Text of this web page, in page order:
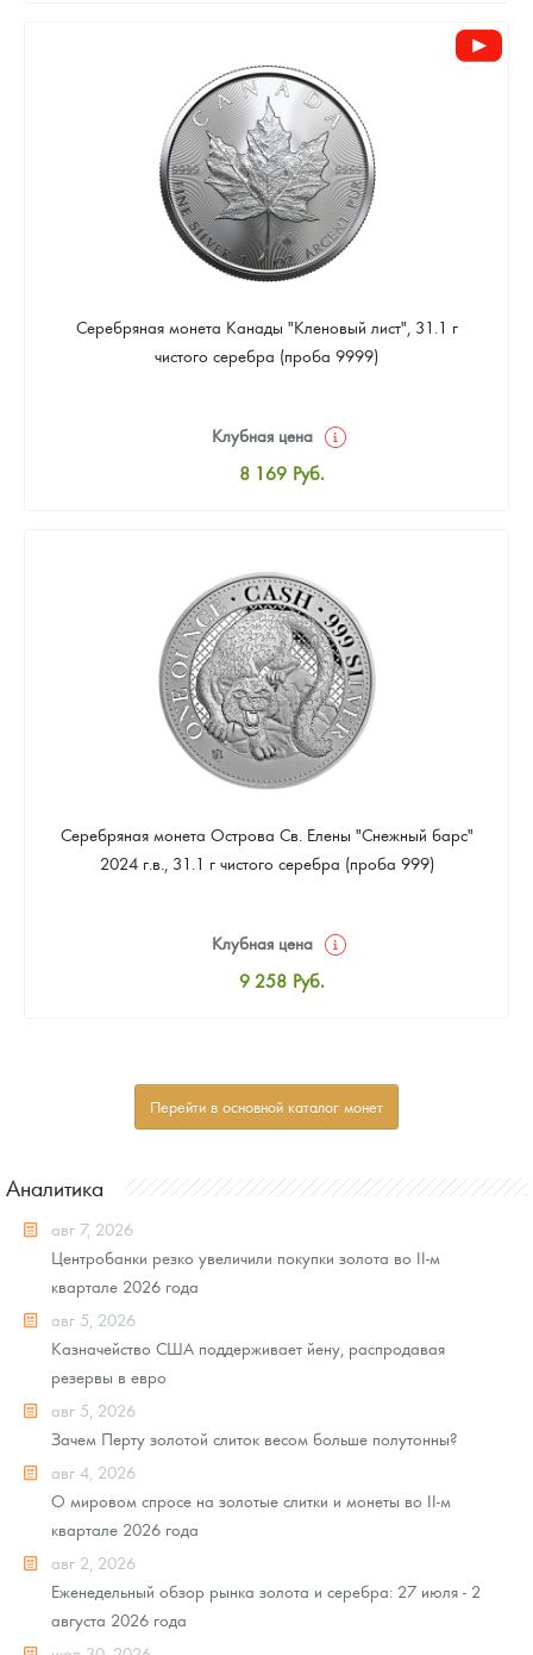
Цена выкупа
Звоните
Серебряная монета Канады "Кленовый лист", 31.1 г
чистого серебра (проба 9999)
Клубная цена
8 169 Руб.
Цена выкупа
Звоните
Серебряная монета Острова Св. Елены "Снежный барс"
2024 г.в., 31.1 г чистого серебра (проба 999)
Клубная цена
9 258 Руб.
Звоните
Перейти в основной каталог монет
Аналитика
авг 7, 2026
Центробанки резко увеличили покупки золота во II-м
квартале 2026 года
авг 5, 2026
Казначейство США поддерживает йену, распродавая
резервы в евро
авг 5, 2026
Зачем Перту золотой слиток весом больше полутонны?
авг 4, 2026
О мировом спросе на золотые слитки и монеты во II-м
квартале 2026 года
авг 2, 2026
Еженедельный обзор рынка золота и серебра: 27 июля - 2
августа 2026 года